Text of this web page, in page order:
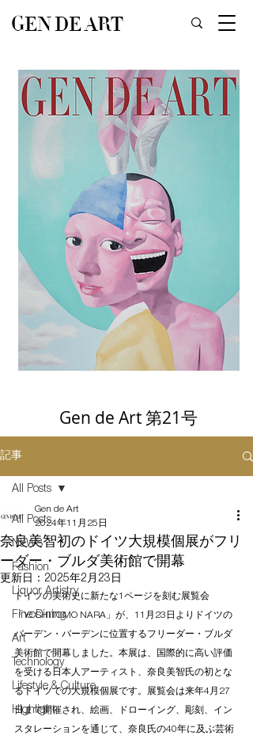
GEN DE ART
Gen de Art 第21号
記事
All Posts
NEWS
Fashion
Liquor Artistry
Fine Dining
Art
Technology
Lifestyle & Culture
Highlight
All Posts
奈良美智初のドイツ大規模個展がフリ
ーダー・ブルダ美術館で開幕
Gen de Art
2024年11月25日
更新日： 2025年2月23日
ドイツの美術史に新たな1ページを刻む展覧会
「YOSHITOMO NARA」が、11月23日よりドイツの
バーデン・バーデンに位置するフリーダー・ブルダ
美術館で開幕しました。本展は、国際的に高い評価
を受ける日本人アーティスト、奈良美智氏の初とな
るドイツでの大規模個展です。展覧会は来年4月27
日まで開催され、絵画、ドローイング、彫刻、イン
スタレーションを通じて、奈良氏の40年に及ぶ芸術